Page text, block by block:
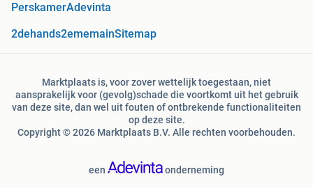
PerskamerAdevinta
2dehands2ememainSitemap
Marktplaats is, voor zover wettelijk toegestaan, niet
aansprakelijk voor (gevolg)schade die voortkomt uit het gebruik
van deze site, dan wel uit fouten of ontbrekende functionaliteiten
op deze site.
Copyright © 2026 Marktplaats B.V. Alle rechten voorbehouden.
een onderneming